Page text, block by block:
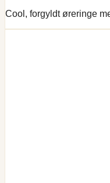
Cool, forgyldt øreringe